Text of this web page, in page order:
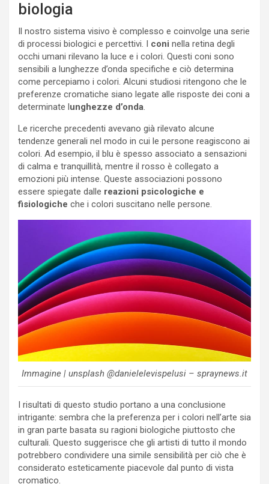
biologia
Il nostro sistema visivo è complesso e coinvolge una serie
di processi biologici e percettivi. I coni nella retina degli
occhi umani rilevano la luce e i colori. Questi coni sono
sensibili a lunghezze d’onda specifiche e ciò determina
come percepiamo i colori. Alcuni studiosi ritengono che le
preferenze cromatiche siano legate alle risposte dei coni a
determinate l unghezze d’onda.
Le ricerche precedenti avevano già rilevato alcune
tendenze generali nel modo in cui le persone reagiscono ai
colori. Ad esempio, il blu è spesso associato a sensazioni
di calma e tranquillità, mentre il rosso è collegato a
emozioni più intense. Queste associazioni possono
essere spiegate dalle reazioni psicologiche e
fisiologiche che i colori suscitano nelle persone.
Immagine | unsplash @danielelevispelusi – spraynews.it
I risultati di questo studio portano a una conclusione
intrigante: sembra che la preferenza per i colori nell’arte sia
in gran parte basata su ragioni biologiche piuttosto che
culturali. Questo suggerisce che gli artisti di tutto il mondo
potrebbero condividere una simile sensibilità per ciò che è
considerato esteticamente piacevole dal punto di vista
cromatico.